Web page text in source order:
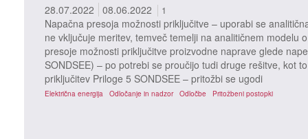
28.07.2022 08.06.2022 1
Napačna presoja možnosti priključitve – uporabi se
ne vključuje meritev, temveč temelji na analitičnem modelu
presoje možnosti priključitve proizvodne naprave glede
SONDSEE) – po potrebi se proučijo tudi druge rešitve, kot
priključitev Priloge 5 SONDSEE – pritožbi se ugodi
Električna energija Odločanje in nadzor Odločbe Pritožbeni postopki